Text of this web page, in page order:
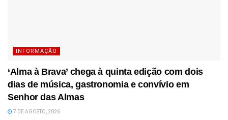
INFORMAÇÃO
‘Alma à Brava’ chega à quinta edição com dois
dias de música, gastronomia e convívio em
Senhor das Almas
7 DE AGOSTO, 2026